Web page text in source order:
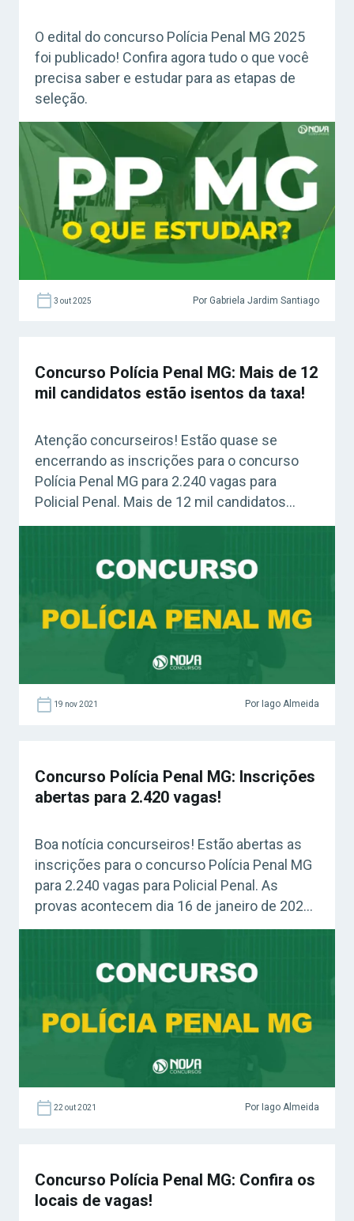
O edital do concurso Polícia Penal MG 2025
foi publicado! Confira agora tudo o que você
precisa saber e estudar para as etapas de
seleção.
3 out 2025 Por Gabriela Jardim Santiago
Concurso Polícia Penal MG: Mais de 12
mil candidatos estão isentos da taxa!
Atenção concurseiros! Estão quase se
encerrando as inscrições para o concurso
Polícia Penal MG para 2.240 vagas para
Policial Penal. Mais de 12 mil candidatos
estão isentos da taxa de inscrição! As provas
Concurso Polícia Penal MG: inscrições
seguem abertas Não perca o prazo,
concurseiro! As inscrições para o concurso
da Polícia Penal de Minas Gerais se encerram
19 nov 2021 Por Iago Almeida
Concurso Polícia Penal MG: Inscrições
abertas para 2.420 vagas!
Boa notícia concurseiros! Estão abertas as
inscrições para o concurso Polícia Penal MG
para 2.240 vagas para Policial Penal. As
provas acontecem dia 16 de janeiro de 2022.
Concurso Polícia Penal MG: como realizar
As inscrições para o concurso da Polícia
Penal de Minas Gerais estão abertas. Os
interessados […]
22 out 2021 Por Iago Almeida
Concurso Polícia Penal MG: Confira os
locais de vagas!